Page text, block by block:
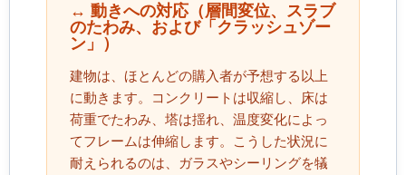
↔️ 動きへの対応（層間変位、スラブ
のたわみ、および「クラッシュゾー
ン」）
建物は、ほとんどの購入者が予想する以上
に動きます。コンクリートは収縮し、床は
荷重でたわみ、塔は揺れ、温度変化によっ
てフレームは伸縮します。こうした状況に
耐えられるのは、ガラスやシーリングを犠